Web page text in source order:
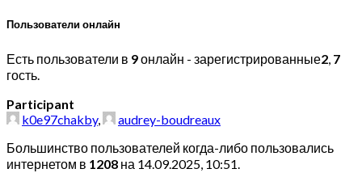
Пользователи онлайн
Есть пользователи в 9онлайн - зарегистрированные2, 7
гость.
Participant
k0e97chakby,
audrey-boudreaux
Большинство пользователей когда-либо пользовались
интернетом в 1208 на 14.09.2025, 10:51.